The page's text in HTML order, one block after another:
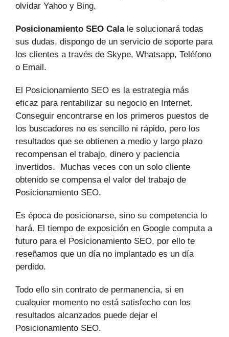
olvidar Yahoo y Bing.
Posicionamiento SEO Calale solucionará todas
sus dudas, dispongo de un servicio de soporte para
los clientes a través de Skype, Whatsapp, Teléfono
o Email.
El Posicionamiento SEO es la estrategia más
eficaz para rentabilizar su negocio en Internet.
Conseguir encontrarse en los primeros puestos de
los buscadores no es sencillo ni rápido, pero los
resultados que se obtienen a medio y largo plazo
recompensan el trabajo, dinero y paciencia
invertidos. Muchas veces con un solo cliente
obtenido se compensa el valor del trabajo de
Posicionamiento SEO.
Es época de posicionarse, sino su competencia lo
hará. El tiempo de exposición en Google computa a
futuro para el Posicionamiento SEO, por ello te
reseñamos que un día no implantado es un día
perdido.
Todo ello sin contrato de permanencia, si en
cualquier momento no está satisfecho con los
resultados alcanzados puede dejar el
Posicionamiento SEO.